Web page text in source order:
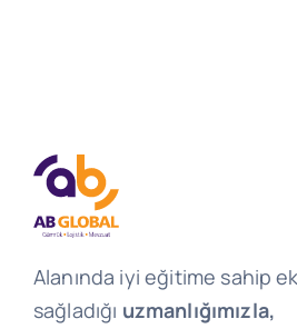
Alanında iyi eğitime sahip
sağladığı uzmanlığımızla,